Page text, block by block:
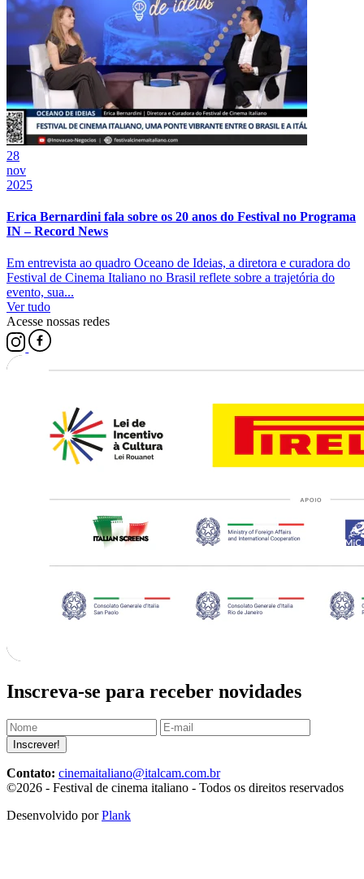
28
nov
2025
Erica Bernardini fala sobre os 20 anos do Festival no Programa
IN – Record News
Em entrevista ao quadro Oceano de Ideias, a diretora e curadora do
Festival de Cinema Italiano no Brasil reflete sobre a trajetória do
evento, sua...
Ver tudo
Acesse nossas redes
Inscreva-se para receber novidades
Inscrever!
Contato: cinemaitaliano@italcam.com.br
©2026 - Festival de cinema italiano - Todos os direitos reservados
Desenvolvido porPlank